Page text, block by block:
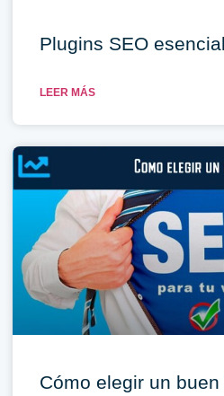
Plugins SEO
LEER MÁS
Cómo elegir un